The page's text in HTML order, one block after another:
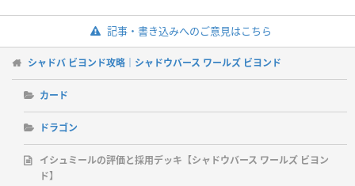
記事・書き込みへのご意見はこちら
シャドバ ビヨンド攻略｜シャドウバース ワールズ ビヨンド
カード
ドラゴン
イシュミールの評価と採用デッキ【シャドウバース ワールズ ビヨン
ド】